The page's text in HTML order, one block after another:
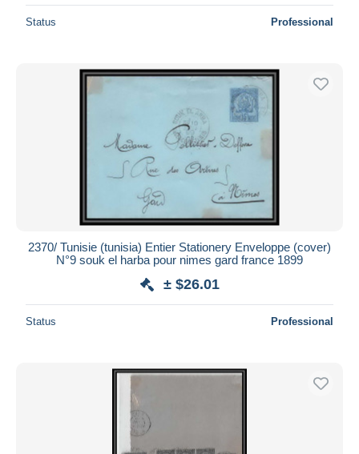
Status Professional
2370/ Tunisie (tunisia) Entier Stationery Enveloppe (cover)
N°9 souk el harba pour nimes gard france 1899
± $26.01
Status Professional